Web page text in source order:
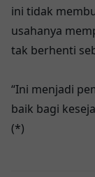
ini tidak
usahanya
tak berhenti
“Ini menjadi
baik bagi
(*)